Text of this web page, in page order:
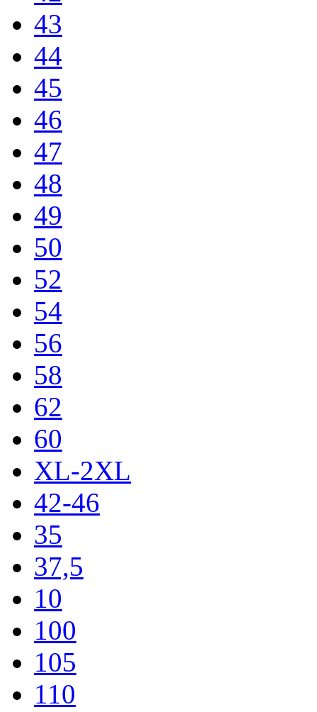
43
44
45
46
47
48
49
50
52
54
56
58
62
60
XL-2XL
42-46
35
37,5
10
100
105
110